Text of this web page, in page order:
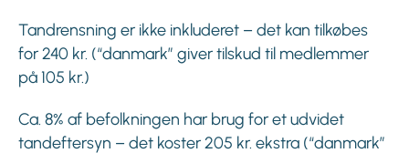
Tandrensning er ikke inkluderet – det kan tilkøbes
for 240 kr. (“danmark” giver tilskud til medlemmer
på 105 kr.)
Ca. 8% af befolkningen har brug for et udvidet
tandeftersyn – det koster 205 kr. ekstra (“danmark”